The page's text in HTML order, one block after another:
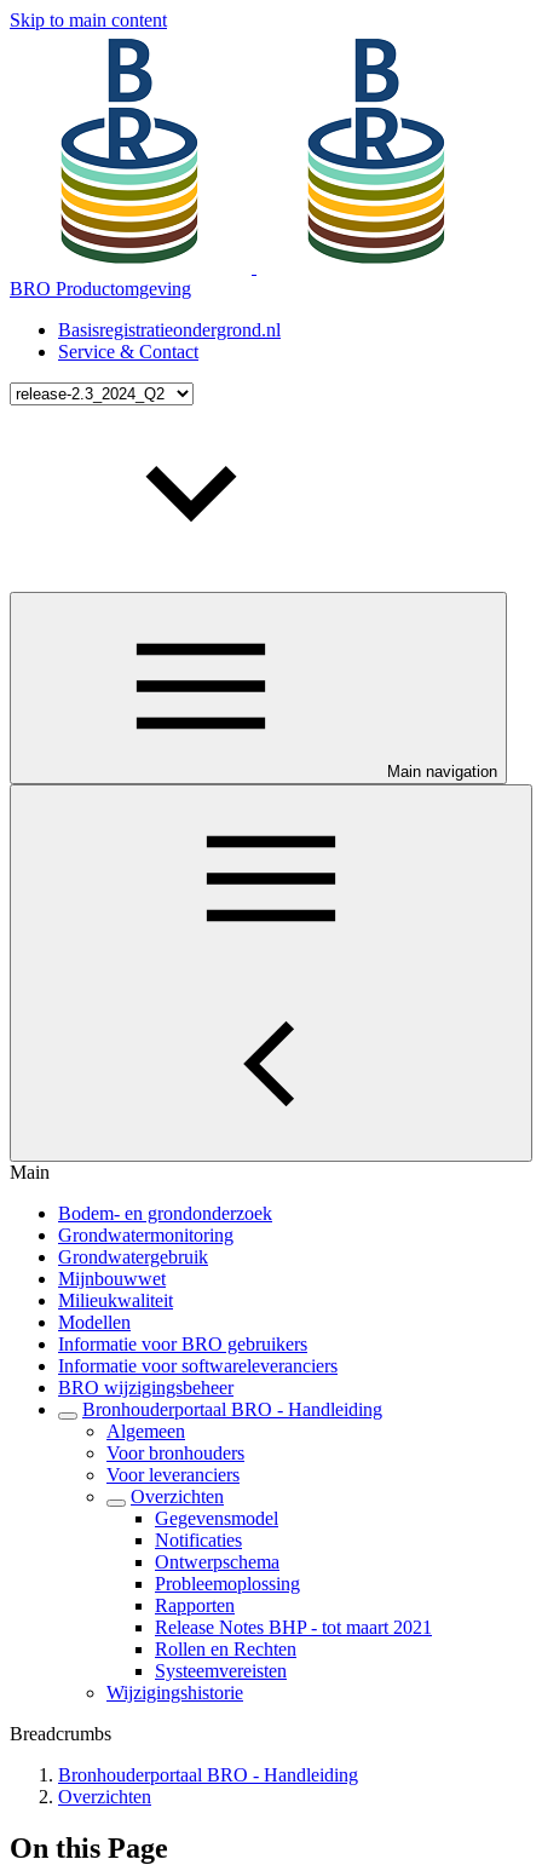
Skip to main content
BRO Productomgeving
Basisregistratieondergrond.nl
Service & Contact
Main navigation
Main
Bodem- en grondonderzoek
Grondwatermonitoring
Grondwatergebruik
Mijnbouwwet
Milieukwaliteit
Modellen
Informatie voor BRO gebruikers
Informatie voor softwareleveranciers
BRO wijzigingsbeheer
Bronhouderportaal BRO - Handleiding
Algemeen
Voor bronhouders
Voor leveranciers
Overzichten
Gegevensmodel
Notificaties
Ontwerpschema
Probleemoplossing
Rapporten
Release Notes BHP - tot maart 2021
Rollen en Rechten
Systeemvereisten
Wijzigingshistorie
Breadcrumbs
Bronhouderportaal BRO - Handleiding
Overzichten
On this Page